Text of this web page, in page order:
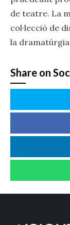
de teatre. La
col·lecció de
la dramatúrgia
Share on